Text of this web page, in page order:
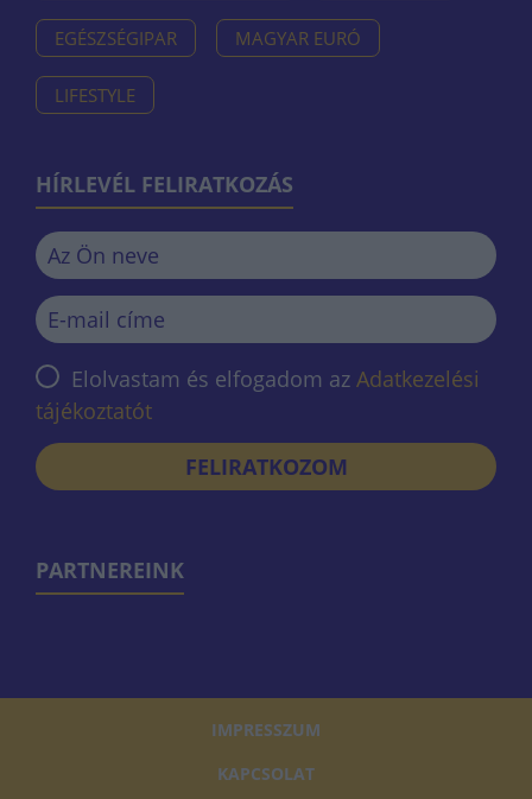
EGÉSZSÉGIPAR MAGYAR EURÓ
LIFESTYLE
HÍRLEVÉL FELIRATKOZÁS
Elolvastam és elfogadom az Adatkezelési
tájékoztatót
FELIRATKOZOM
PARTNEREINK
IMPRESSZUM
KAPCSOLAT